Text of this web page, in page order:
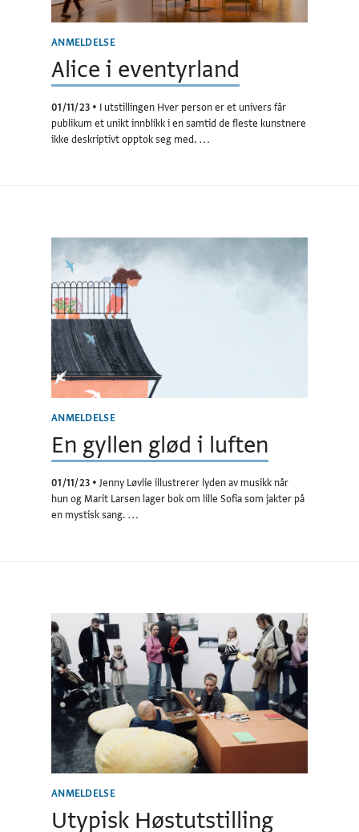
ANMELDELSE
Alice i eventyrland
01/11/23 • I utstillingen Hver person er et univers får
publikum et unikt innblikk i en samtid de fleste kunstnere
ikke deskriptivt opptok seg med. …
ANMELDELSE
En gyllen glød i luften
01/11/23 • Jenny Løvlie illustrerer lyden av musikk når
hun og Marit Larsen lager bok om lille Sofia som jakter på
en mystisk sang. …
ANMELDELSE
Utypisk Høstutstilling